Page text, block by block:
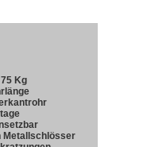
Kg
Metallschlösser